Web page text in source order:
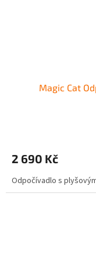
Magic Cat
2 690 Kč
Odpočívadlo s